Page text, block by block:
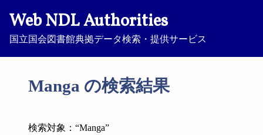
Web NDL Authorities
国立国会図書館典拠データ検索・提供サービス
Manga の検索結果
検索対象：“Manga”